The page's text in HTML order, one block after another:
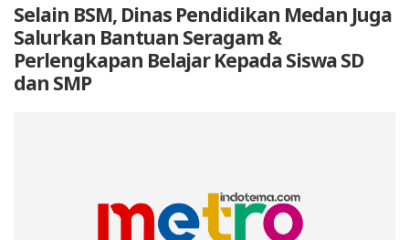
Selain BSM, Dinas Pendidikan Medan Juga
Salurkan Bantuan Seragam &
Perlengkapan Belajar Kepada Siswa SD
dan SMP